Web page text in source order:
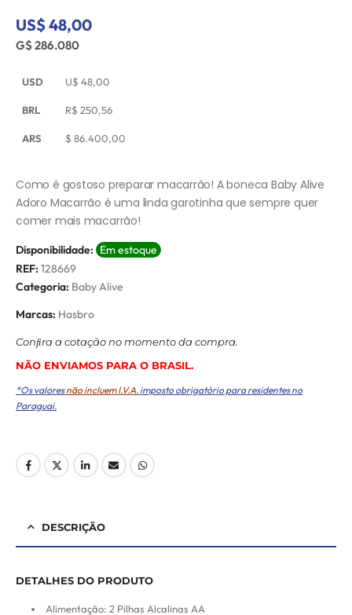
US$ 48,00
G$ 286.080
USD U$ 48,00
BRL R$ 250,56
ARS $ 86.400,00
Como é gostoso preparar macarrão! A boneca Baby Alive
Adoro Macarrão é uma linda garotinha que sempre quer
comer mais macarrão!
Disponibilidade: Em estoque
REF: 128669
Categoria: Baby Alive
Marcas: Hasbro
Conﬁra a cotação no momento da compra.
NÃO ENVIAMOS PARA O BRASIL.
*Os valoresnão incluem I.V.A. imposto obrigatório para residentes no
Paraguai.
DESCRIÇÃO
DETALHES DO PRODUTO
Alimentação: 2 Pilhas Alcalinas AA